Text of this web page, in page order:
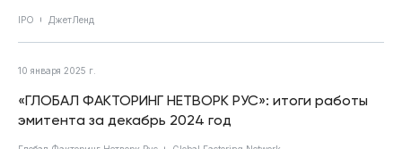
IPO ДжетЛенд
10 января 2025 г.
«ГЛОБАЛ ФАКТОРИНГ НЕТВОРК РУС»: итоги работы
эмитента за декабрь 2024 год